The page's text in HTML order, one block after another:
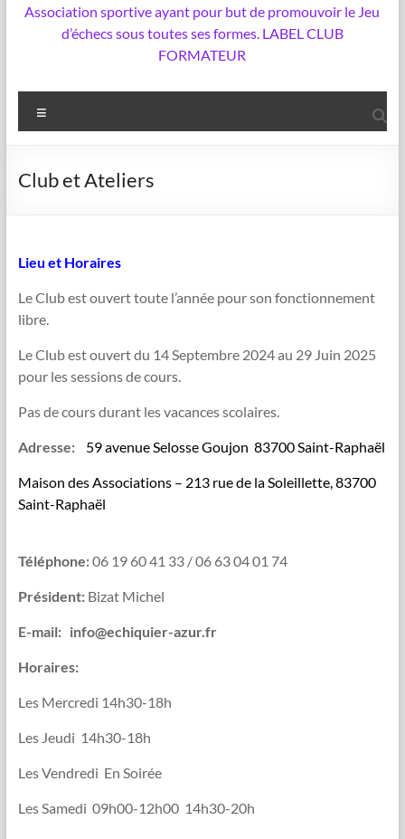
Association sportive ayant pour but de promouvoir le Jeu
d’échecs sous toutes ses formes. LABEL CLUB
FORMATEUR
Club et Ateliers
Lieu et Horaires
Le Club est ouvert toute l’année pour son fonctionnement
libre.
Le Club est ouvert du 14 Septembre 2024 au 29 Juin 2025
pour les sessions de cours.
Pas de cours durant les vacances scolaires.
Adresse: 59 avenue Selosse Goujon 83700 Saint-Raphaël
Maison des Associations – 213 rue de la Soleillette, 83700
Saint-Raphaël
Téléphone:06 19 60 41 33 / 06 63 04 01 74
Président: Bizat Michel
E-mail: info@echiquier-azur.fr
Horaires:
Les Mercredi 14h30-18h
Les Jeudi 14h30-18h
Les Vendredi En Soirée
Les Samedi 09h00-12h00 14h30-20h